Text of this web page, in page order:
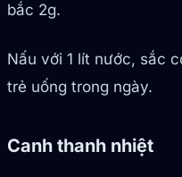
bắc 2g.
Nấu với 1 lít nước, sắc
trẻ uống trong ngày.
Canh thanh nhiệt